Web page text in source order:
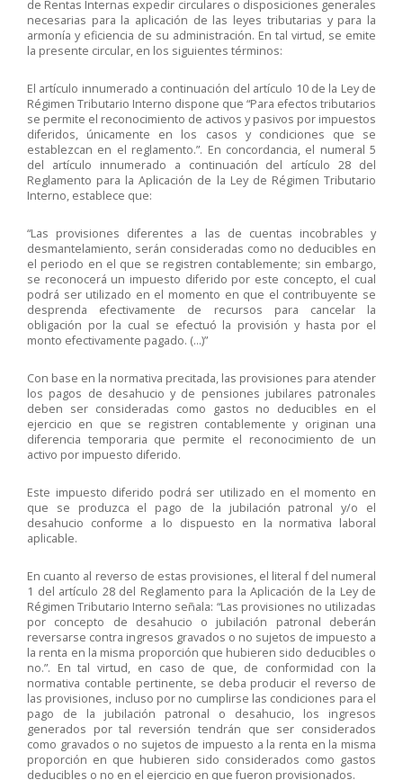
de Rentas Internas expedir circulares o disposiciones generales
necesarias para la aplicación de las leyes tributarias y para la
armonía y eficiencia de su administración. En tal virtud, se emite
la presente circular, en los siguientes términos:
El artículo innumerado a continuación del artículo 10 de la Ley de
Régimen Tributario Interno dispone que “Para efectos tributarios
se permite el reconocimiento de activos y pasivos por impuestos
diferidos, únicamente en los casos y condiciones que se
establezcan en el reglamento.”. En concordancia, el numeral 5
del artículo innumerado a continuación del artículo 28 del
Reglamento para la Aplicación de la Ley de Régimen Tributario
Interno, establece que:
“Las provisiones diferentes a las de cuentas incobrables y
desmantelamiento, serán consideradas como no deducibles en
el periodo en el que se registren contablemente; sin embargo,
se reconocerá un impuesto diferido por este concepto, el cual
podrá ser utilizado en el momento en que el contribuyente se
desprenda efectivamente de recursos para cancelar la
obligación por la cual se efectuó la provisión y hasta por el
monto efectivamente pagado. (…)”
Con base en la normativa precitada, las provisiones para atender
los pagos de desahucio y de pensiones jubilares patronales
deben ser consideradas como gastos no deducibles en el
ejercicio en que se registren contablemente y originan una
diferencia temporaria que permite el reconocimiento de un
activo por impuesto diferido.
Este impuesto diferido podrá ser utilizado en el momento en
que se produzca el pago de la jubilación patronal y/o el
desahucio conforme a lo dispuesto en la normativa laboral
aplicable.
En cuanto al reverso de estas provisiones, el literal f del numeral
1 del artículo 28 del Reglamento para la Aplicación de la Ley de
Régimen Tributario Interno señala: “Las provisiones no utilizadas
por concepto de desahucio o jubilación patronal deberán
reversarse contra ingresos gravados o no sujetos de impuesto a
la renta en la misma proporción que hubieren sido deducibles o
no.”. En tal virtud, en caso de que, de conformidad con la
normativa contable pertinente, se deba producir el reverso de
las provisiones, incluso por no cumplirse las condiciones para el
pago de la jubilación patronal o desahucio, los ingresos
generados por tal reversión tendrán que ser considerados
como gravados o no sujetos de impuesto a la renta en la misma
proporción en que hubieren sido considerados como gastos
deducibles o no en el ejercicio en que fueron provisionados.